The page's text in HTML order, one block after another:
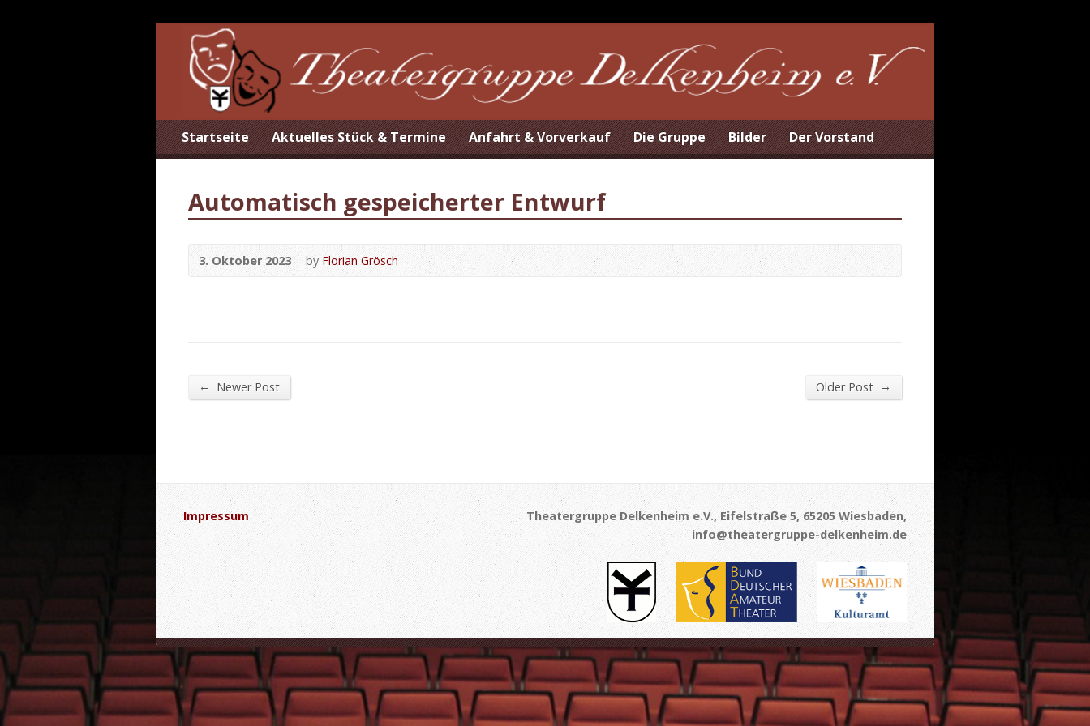
Startseite Aktuelles Stück & Termine Anfahrt & Vorverkauf Die Gruppe Bilder Der Vorstand
Automatisch gespeicherter Entwurf
3. Oktober 2023 by Florian Grösch
← Newer Post Older Post →
Impressum
Theatergruppe Delkenheim e.V., Eifelstraße 5, 65205 Wiesbaden,
info@theatergruppe-delkenheim.de